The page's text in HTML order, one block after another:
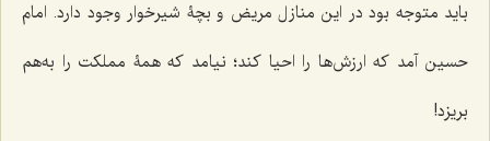
باید متوجه بود در این منازل مریض و بچۀ شیرخوار وجود دارد. امام
حسین آمد که ارزش‌ها را احیا کند؛ نیامد که همۀ مملکت را به‌هم
بریزد!